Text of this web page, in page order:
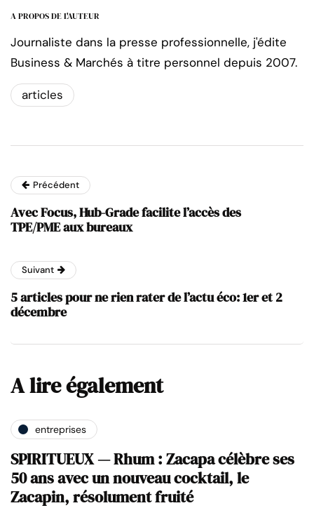
A PROPOS DE L'AUTEUR
Journaliste dans la presse professionnelle, j'édite
Business & Marchés à titre personnel depuis 2007.
articles
Précédent
Avec Focus, Hub-Grade facilite l’accès des
TPE/PME aux bureaux
Suivant
5 articles pour ne rien rater de l’actu éco: 1er et 2
décembre
A lire également
entreprises
SPIRITUEUX — Rhum : Zacapa célèbre ses
50 ans avec un nouveau cocktail, le
Zacapin, résolument fruité